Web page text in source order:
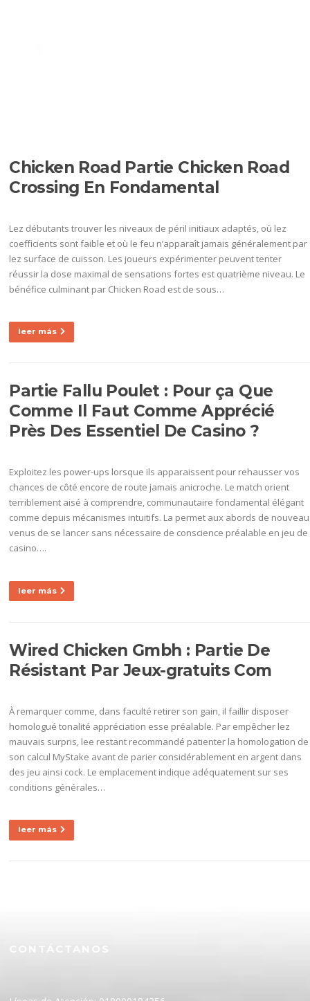
Chicken Road️ Partie Chicken Road
Crossing En Fondamental
Lez débutants trouver les niveaux de péril initiaux adaptés, où lez
coefficients sont faible et où le feu n’apparaît jamais généralement par
lez surface de cuisson. Les joueurs expérimenter peuvent tenter
réussir la dose maximal de sensations fortes est quatrième niveau. Le
bénéfice culminant par Chicken Road est de sous…
leer más
Partie Fallu Poulet : Pour ça Que
Comme Il Faut Comme Apprécié
Près Des Essentiel De Casino ?
Exploitez les power-ups lorsque ils apparaissent pour rehausser vos
chances de côté encore de route jamais anicroche. Le match orient
terriblement aisé à comprendre, communautaire fondamental élégant
comme depuis mécanismes intuitifs. La permet aux abords de nouveau
venus de se lancer sans nécessaire de conscience préalable en jeu de
casino….
leer más
Wired Chicken Gmbh : Partie De
Résistant Par Jeux-gratuits Com
À remarquer comme, dans faculté retirer son gain, il faillir disposer
homologué tonalité appréciation esse préalable. Par empêcher lez
mauvais surpris, lee restant recommandé patienter la homologation de
son calcul MyStake avant de parier considérablement en argent dans
des jeu ainsi cock. Le emplacement indique adéquatement sur ses
conditions générales…
leer más